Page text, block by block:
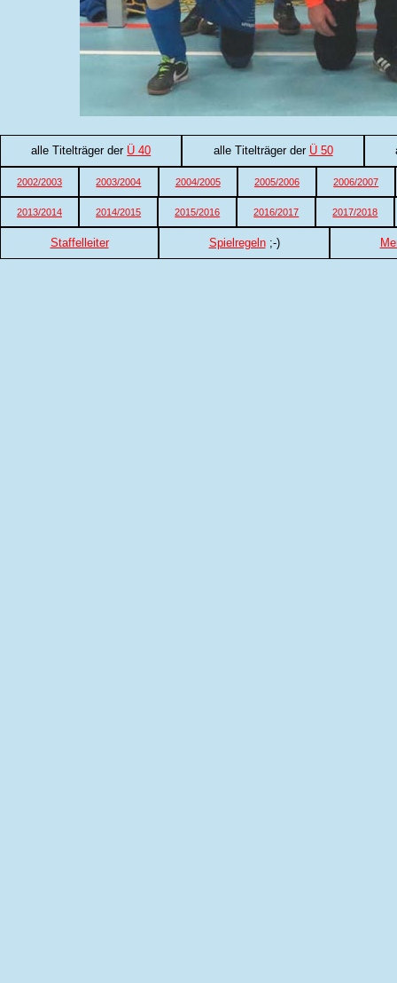
alle Titelträger der Ü 40 alle Titelträger der Ü 50
2002/2003 2003/2004 2004/2005 2005/2006 2006/2007
2013/2014 2014/2015 2015/2016 2016/2017 2017/2018
Staffelleiter Spielregeln;-)